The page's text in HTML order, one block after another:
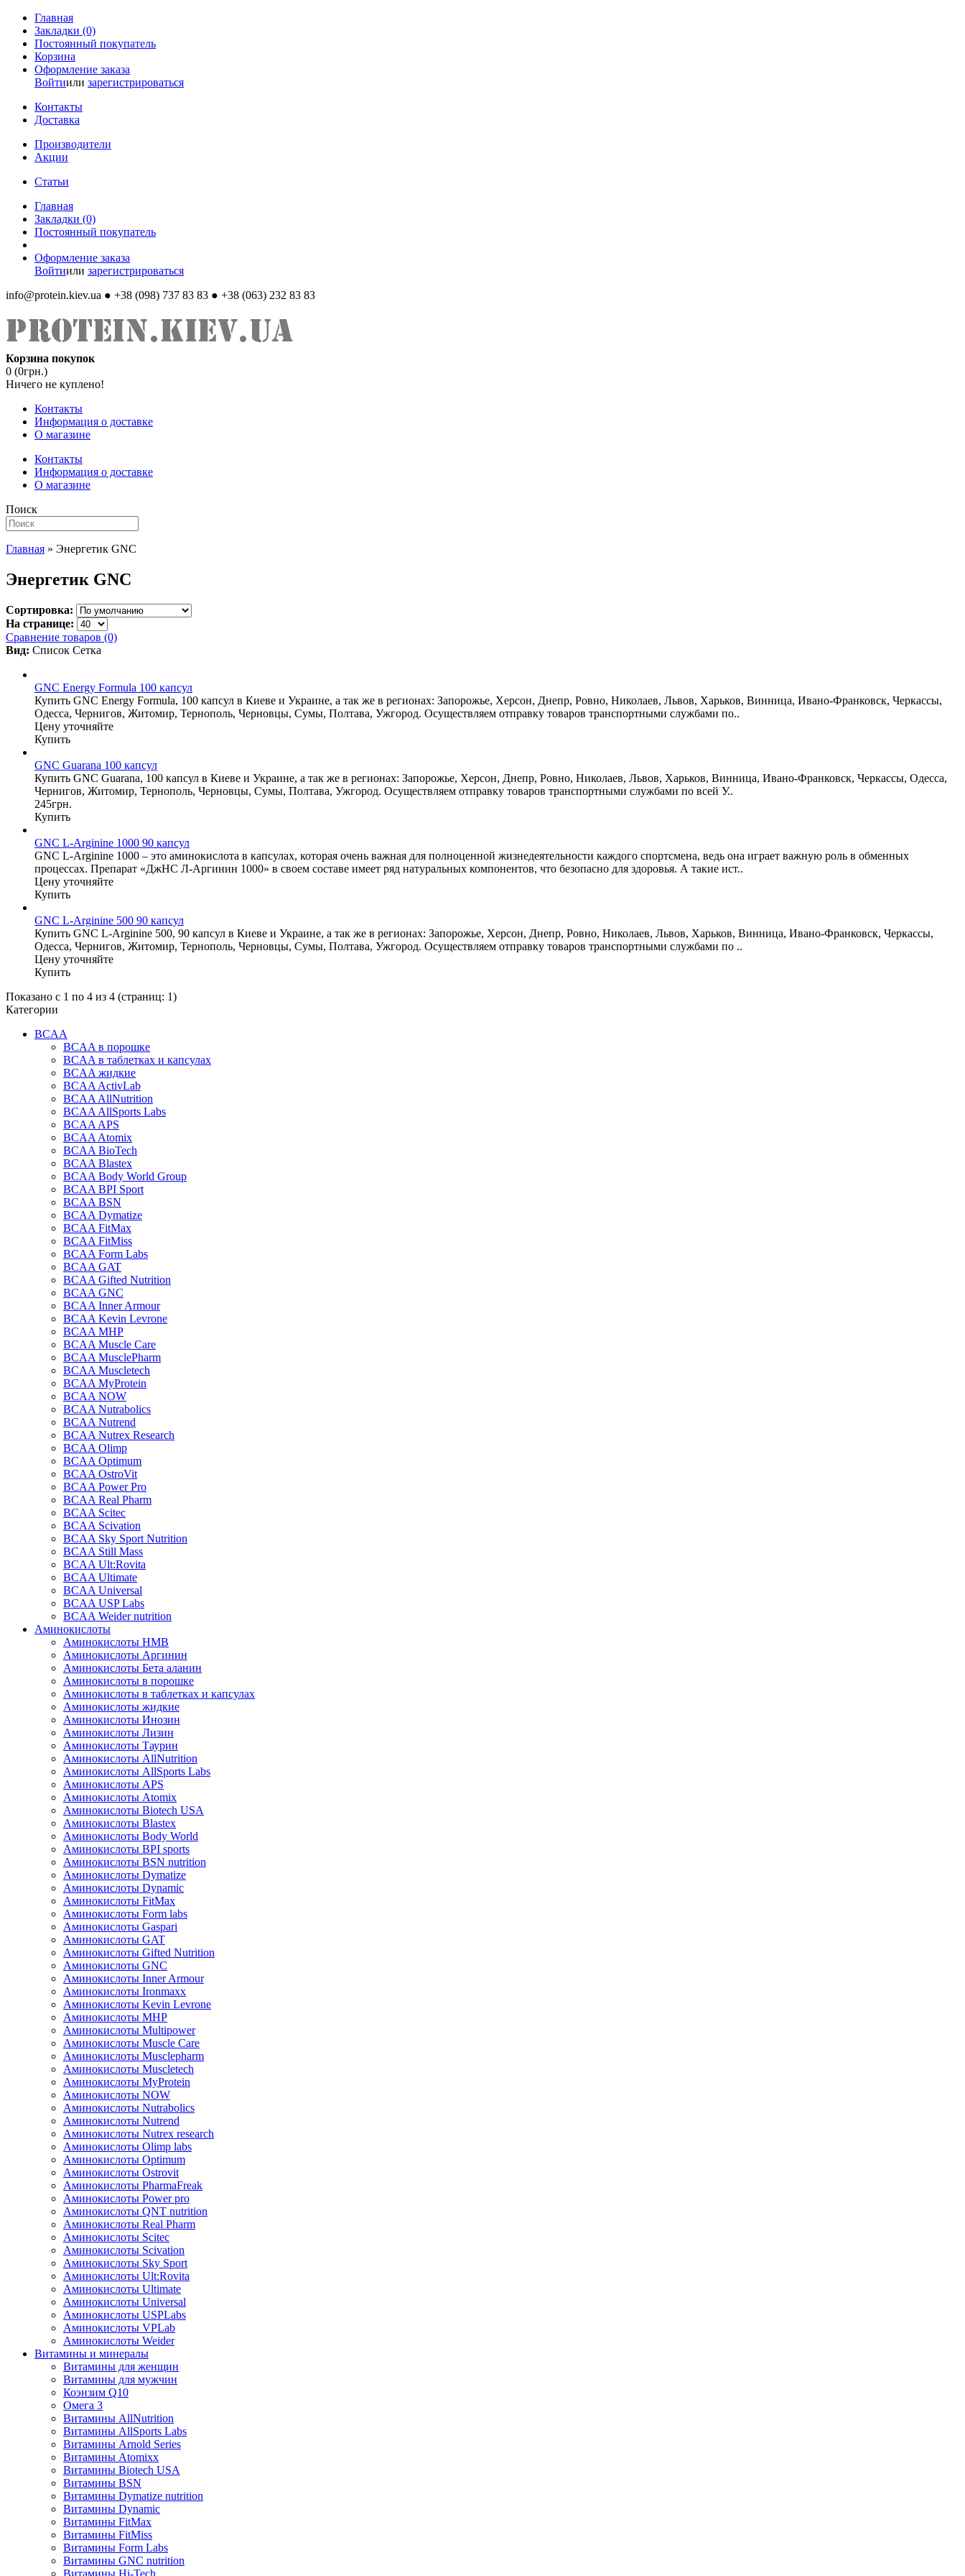
Главная
Закладки (0)
Постоянный покупатель
Корзина
Оформление заказа
Войтиили зарегистрироваться
Контакты
Доставка
Производители
Акции
Статьи
Главная
Закладки (0)
Постоянный покупатель
Оформление заказа
Войтиили зарегистрироваться
info@protein.kiev.ua ● +38 (098) 737 83 83 ● +38 (063) 232 83 83
Корзина покупок
0 (0грн.)
Ничего не куплено!
Контакты
Информация о доставке
О магазине
Контакты
Информация о доставке
О магазине
Поиск
Главная » Энергетик GNC
Энергетик GNC
Сортировка:
На странице:
Сравнение товаров (0)
Вид: Список Сетка
GNC Energy Formula 100 капсул
Купить GNC Energy Formula, 100 капсул в Киеве и Украине, а так же в регионах: Запорожье, Херсон, Днепр, Ровно, Николаев, Львов, Харьков, Винница, Ивано-Франковск, Черкассы,
Одесса, Чернигов, Житомир, Тернополь, Черновцы, Сумы, Полтава, Ужгород. Осуществляем отправку товаров транспортными службами по..
Цену уточняйте
Купить
GNC Guarana 100 капсул
Купить GNC Guarana, 100 капсул в Киеве и Украине, а так же в регионах: Запорожье, Херсон, Днепр, Ровно, Николаев, Львов, Харьков, Винница, Ивано-Франковск, Черкассы, Одесса,
Чернигов, Житомир, Тернополь, Черновцы, Сумы, Полтава, Ужгород. Осуществляем отправку товаров транспортными службами по всей У..
245грн.
Купить
GNC L-Arginine 1000 90 капсул
GNC L-Arginine 1000 – это аминокислота в капсулах, которая очень важная для полноценной жизнедеятельности каждого спортсмена, ведь она играет важную роль в обменных
процессах. Препарат «ДжНС Л-Аргинин 1000» в своем составе имеет ряд натуральных компонентов, что безопасно для здоровья. А такие ист..
Цену уточняйте
Купить
GNC L-Arginine 500 90 капсул
Купить GNC L-Arginine 500, 90 капсул в Киеве и Украине, а так же в регионах: Запорожье, Херсон, Днепр, Ровно, Николаев, Львов, Харьков, Винница, Ивано-Франковск, Черкассы,
Одесса, Чернигов, Житомир, Тернополь, Черновцы, Сумы, Полтава, Ужгород. Осуществляем отправку товаров транспортными службами по ..
Цену уточняйте
Купить
Показано с 1 по 4 из 4 (страниц: 1)
Категории
BCAA
BCAA в порошке
BCAA в таблетках и капсулах
BCAA жидкие
BCAA ActivLab
BCAA AllNutrition
BCAA AllSports Labs
BCAA APS
BCAA Atomix
BCAA BioTech
BCAA Blastex
BCAA Body World Group
BCAA BPI Sport
BCAA BSN
BCAA Dymatize
BCAA FitMax
BCAA FitMiss
BCAA Form Labs
BCAA GAT
BCAA Gifted Nutrition
BCAA GNC
BCAA Inner Armour
BCAA Kevin Levrone
BCAA MHP
BCAA Muscle Care
BCAA MusclePharm
BCAA Muscletech
BCAA MyProtein
BCAA NOW
BCAA Nutrabolics
BCAA Nutrend
BCAA Nutrex Research
BCAA Olimp
BCAA Optimum
BCAA OstroVit
BCAA Power Pro
BCAA Real Pharm
BCAA Scitec
BCAA Scivation
BCAA Sky Sport Nutrition
BCAA Still Mass
BCAA Ult:Rovita
BCAA Ultimate
BCAA Universal
BCAA USP Labs
BCAA Weider nutrition
Аминокислоты
Аминокислоты HMB
Аминокислоты Аргинин
Аминокислоты Бета аланин
Аминокислоты в порошке
Аминокислоты в таблетках и капсулах
Аминокислоты жидкие
Аминокислоты Инозин
Аминокислоты Лизин
Аминокислоты Таурин
Аминокислоты AllNutrition
Аминокислоты AllSports Labs
Аминокислоты APS
Аминокислоты Atomix
Аминокислоты Biotech USA
Аминокислоты Blastex
Аминокислоты Body World
Аминокислоты BPI sports
Аминокислоты BSN nutrition
Аминокислоты Dymatize
Аминокислоты Dynamic
Аминокислоты FitMax
Аминокислоты Form labs
Аминокислоты Gaspari
Аминокислоты GAT
Аминокислоты Gifted Nutrition
Аминокислоты GNC
Аминокислоты Inner Armour
Аминокислоты Ironmaxx
Аминокислоты Kevin Levrone
Аминокислоты MHP
Аминокислоты Multipower
Аминокислоты Muscle Care
Аминокислоты Musclepharm
Аминокислоты Muscletech
Аминокислоты MyProtein
Аминокислоты NOW
Аминокислоты Nutrabolics
Аминокислоты Nutrend
Аминокислоты Nutrex research
Аминокислоты Olimp labs
Аминокислоты Optimum
Аминокислоты Ostrovit
Аминокислоты PharmaFreak
Аминокислоты Power pro
Аминокислоты QNT nutrition
Аминокислоты Real Pharm
Аминокислоты Scitec
Аминокислоты Scivation
Аминокислоты Sky Sport
Аминокислоты Ult:Rovita
Аминокислоты Ultimate
Аминокислоты Universal
Аминокислоты USPLabs
Аминокислоты VPLab
Аминокислоты Weider
Витамины и минералы
Витамины для женщин
Витамины для мужчин
Коэнзим Q10
Омега 3
Витамины AllNutrition
Витамины AllSports Labs
Витамины Arnold Series
Витамины Atomixx
Витамины Biotech USA
Витамины BSN
Витамины Dymatize nutrition
Витамины Dynamic
Витамины FitMax
Витамины FitMiss
Витамины Form Labs
Витамины GNC nutrition
Витамины Hi-Tech